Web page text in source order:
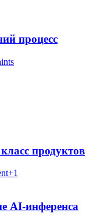
процесс
продуктов
+1
AI-инференса